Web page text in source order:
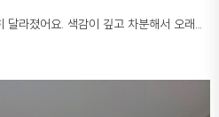
달라졌어요. 색감이 깊고 차분해서 오래